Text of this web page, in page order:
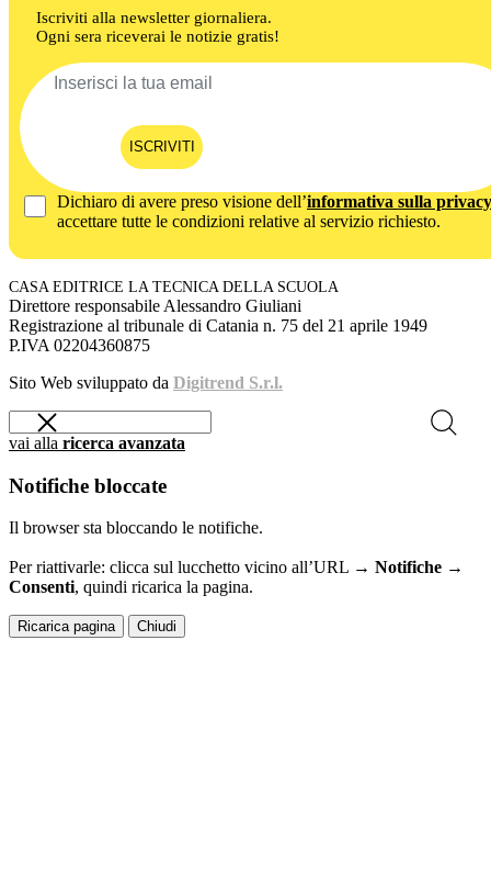
Iscriviti alla newsletter giornaliera.
Ogni sera riceverai le notizie gratis!
ISCRIVITI
Dichiaro di avere preso visione dell’informativa sulla privacy
accettare tutte le condizioni relative al servizio richiesto.
CASA EDITRICE LA TECNICA DELLA SCUOLA
Direttore responsabile Alessandro Giuliani
Registrazione al tribunale di Catania n. 75 del 21 aprile 1949
P.IVA 02204360875
Sito Web sviluppato da Digitrend S.r.l.
vai alla ricerca avanzata
Notifiche bloccate
Il browser sta bloccando le notifiche.
Per riattivarle: clicca sul lucchetto vicino all’URL → Notifiche →
Consenti, quindi ricarica la pagina.
Ricarica pagina Chiudi